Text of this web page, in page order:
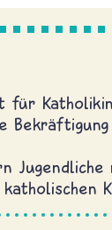
für
Jugendliche